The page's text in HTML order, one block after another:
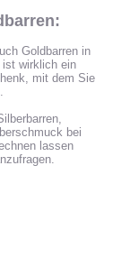
Goldbarren in
ist wirklich ein
mit dem Sie
bei
lassen